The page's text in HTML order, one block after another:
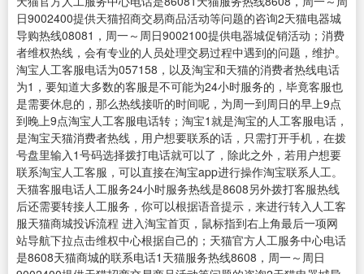
日9002400提供天猫招商交易商品活动等问题的咨询2天猫电器城
导购热线08081，周一～周日9002100提供电器城促销活动；消费
者维权热线，会有专业的人员处理交易过程中遇到的问题，维护。
淘宝人工客服电话为057158，以及淘宝和天猫的消费者热线电话
为1，要知道大多数的客服是不可能为24小时服务的，毕竟客服也
是需要休息的，那么热线接听的时间呢，为周一到周日的早上9点
到晚上9点淘宝人工客服电话转；淘宝1就是淘宝的人工客服电话，
是淘宝天猫消费者热线，用户想要联系的话，只需打开手机，在拨
号盘里输入1号码选择拨打电话就可以了，除此之外，若用户想要
联系淘宝人工客服，可以直接在淘宝app进行操作淘宝联系人工。
天猫客服电话人工服务24小时服务热线是8608另外拨打客服热线
后还需要转接人工服务，你可以根据语音提示，来进行转入人工客
服天猫商城投诉流程 进入淘宝首页，鼠标指到右上角最后一项网
站导航下拉点击维权中心根据自己的；天猫官方人工服务中心电话
是8608天猫商城的联系电话1天猫服务热线8608，周一～周日